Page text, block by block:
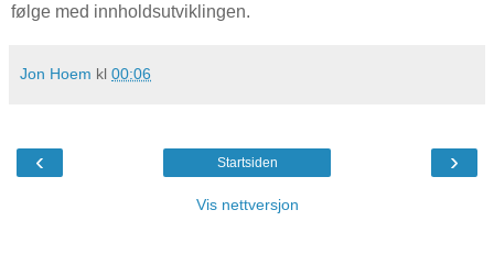
følge med innholdsutviklingen.
Jon Hoem kl 00:06
‹ ›
Startsiden
Vis nettversjon